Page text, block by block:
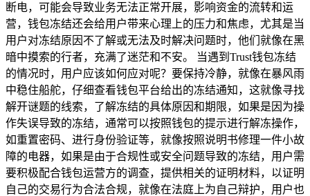
断电，可能会导致业务无法正常开展，影响资金的流转和运
营，钱包冻结还会给用户带来心理上的压力和焦虑，尤其是当
用户对冻结原因不了解或无法及时解决问题时，他们就像在黑
暗中摸索的行者，充满了迷茫和不安。 当遇到Trust钱包冻结
的情况时，用户应该如何应对呢？要保持冷静，就像在暴风雨
中稳住船舵，仔细查看钱包平台给出的冻结通知，这就像寻找
解开谜题的线索，了解冻结的具体原因和期限，如果是因为操
作失误导致的冻结，通常可以按照钱包的提示进行解冻操作，
如重置密码、进行身份验证等，就像按照说明书修理一件小故
障的电器，如果是由于合规性或安全问题导致的冻结，用户需
要积极配合钱包运营方的调查，提供相关的证明材料，以证明
自己的交易行为合法合规，就像在法庭上为自己辩护，用户也